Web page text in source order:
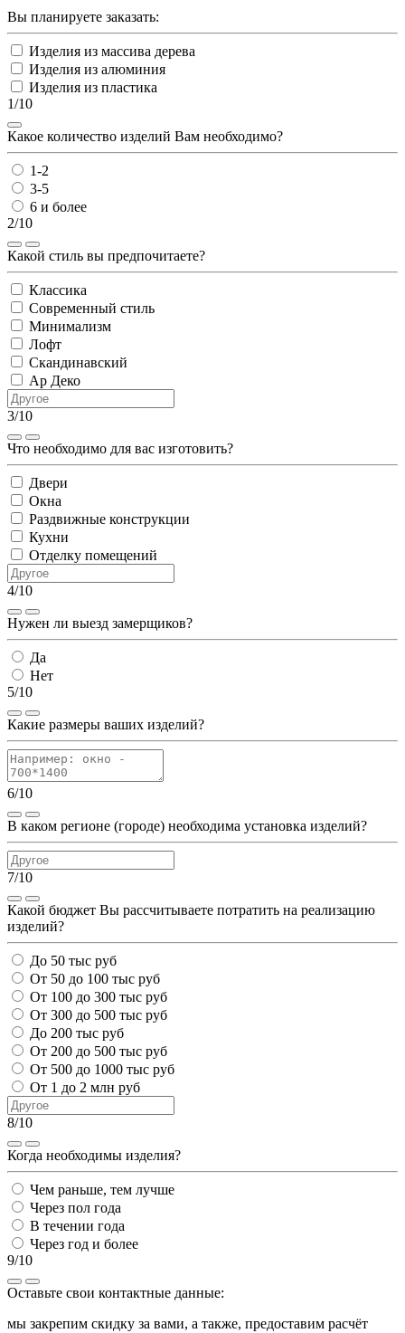
Вы планируете заказать:
Изделия из массива дерева
Изделия из алюминия
Изделия из пластика
1/10
Какое количество изделий Вам необходимо?
1-2
3-5
6 и более
2/10
Какой стиль вы предпочитаете?
Классика
Современный стиль
Минимализм
Лофт
Скандинавский
Ар Деко
3/10
Что необходимо для вас изготовить?
Двери
Окна
Раздвижные конструкции
Кухни
Отделку помещений
4/10
Нужен ли выезд замерщиков?
Да
Нет
5/10
Какие размеры ваших изделий?
6/10
В каком регионе (городе) необходима установка изделий?
7/10
Какой бюджет Вы рассчитываете потратить на реализацию
изделий?
До 50 тыс руб
От 50 до 100 тыс руб
От 100 до 300 тыс руб
От 300 до 500 тыс руб
До 200 тыс руб
От 200 до 500 тыс руб
От 500 до 1000 тыс руб
От 1 до 2 млн руб
8/10
Когда необходимы изделия?
Чем раньше, тем лучше
Через пол года
В течении года
Через год и более
9/10
Оставьте свои контактные данные:
мы закрепим скидку за вами, а также, предоставим расчёт